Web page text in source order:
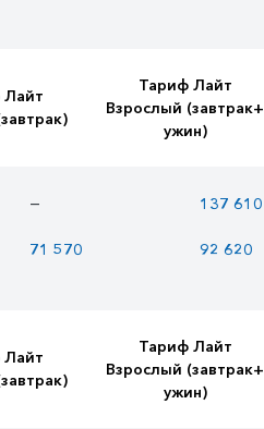
Лайт
Тариф Лайт
Взрослый (завтрак+
ужин)
— 137 610
71 570 92 620
Лайт
Тариф Лайт
Взрослый (завтрак+
ужин)